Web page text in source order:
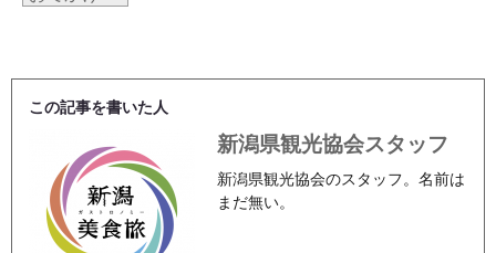
この記事を書いた人
新潟県観光協会スタッフ
新潟県観光協会のスタッフ。名前は
まだ無い。